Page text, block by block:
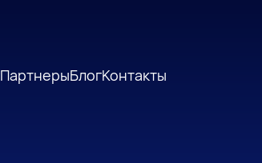
ПартнерыБлогКонтакты